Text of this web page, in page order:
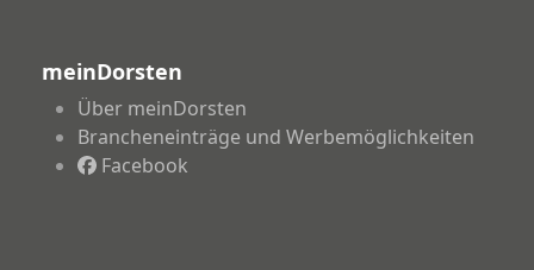
meinDorsten
Über meinDorsten
Brancheneinträge und Werbemöglichkeiten
Facebook